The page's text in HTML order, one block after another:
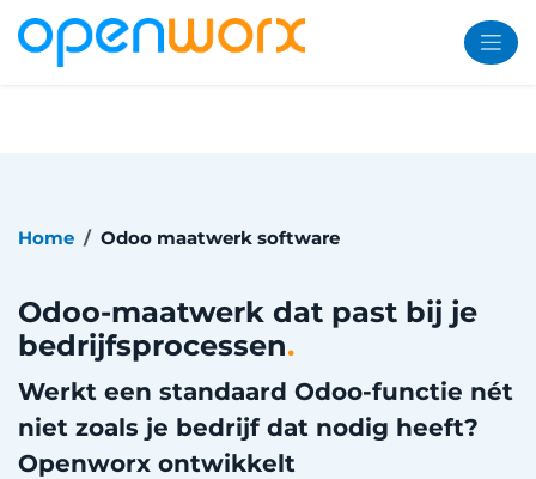
Overslaan naar inhoud
Home Odoo maatwerk software
Odoo-maatwerk dat past bij je
bedrijfsprocessen.
Werkt een standaard Odoo-functie nét
niet zoals je bedrijf dat nodig heeft?
Openworx ontwikkelt